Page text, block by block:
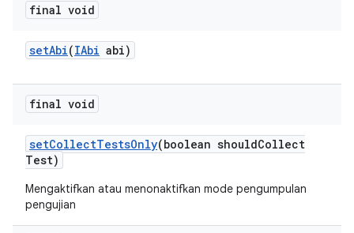
final void
setAbi(IAbi abi)
final void
setCollectTestsOnly(boolean shouldCollect
Test)
Mengaktifkan atau menonaktifkan mode pengumpulan
pengujian